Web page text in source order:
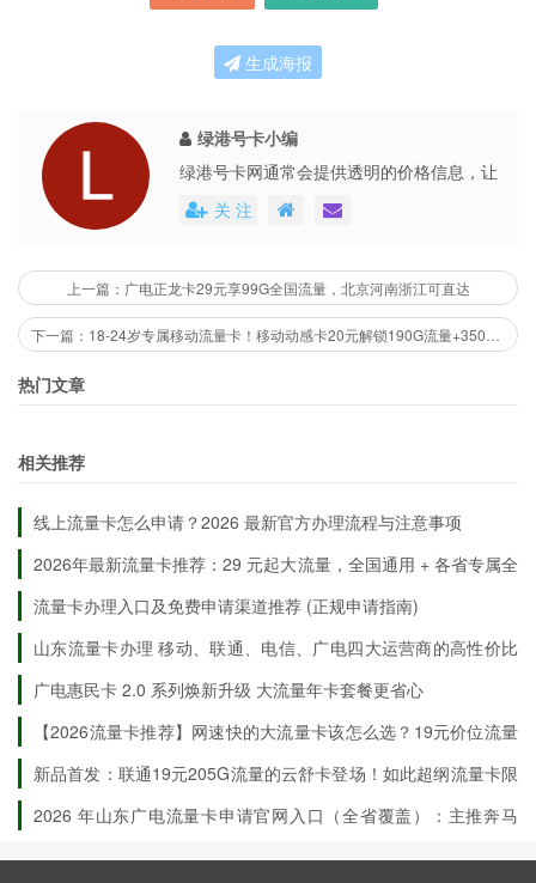
联通的也在陆续关闭，但是关的还不是很多，还有
十几个省是有套餐的；
电信也还有几个套餐可以发全国，但是都是后置叠
加流量包，有的是后置一个月，有的是后置3个
广电流量卡现在还有192的，据说是12月中旬改为
99G，具体看后续，如果有考虑办广电的可以趁着
这几天办192的；
3、据说这次竞合流量降低，月租提高；移动会是
39元50G，感觉天都要塌了
唉，古人说的好，车到山前必有路，老天饿不死瞎
家雀（qiao~），至于据说是不是真的，大家拭目
以待吧
生成海报
绿港号卡小编
绿港号卡网通常会提供透明的价格信息，让
用户能够清楚地了解到每个号卡套餐的具体
费用。这些平台还会不定期地推出各种优惠
了市场的公平竞争。
关 注
上一篇：广电正龙卡29元享99G全国流量，北京河南浙江可直达
热门文章
相关推荐
线上流量卡怎么申请？2026 最新官方办理流程与注意事项
2026年最新流量卡推荐：29 元起大流量，全国通用 + 各省专属全
覆盖申请入口
流量卡办理入口及免费申请渠道推荐 (正规申请指南)
山东流量卡办理 移动、联通、电信、广电‌四大运营商的高性价比
套餐
广电惠民卡 2.0 系列焕新升级 大流量年卡套餐更省心
【2026流量卡推荐】网速快的大流量卡该怎么选？19元价位流量
卡全面实测！流量卡推荐长期｜广电流量卡申请
新品首发：联通19元205G流量的云舒卡登场！如此超纲流量卡限
时办理！
2026 年山东广电流量卡申请官网入口（全省覆盖）：主推奔马